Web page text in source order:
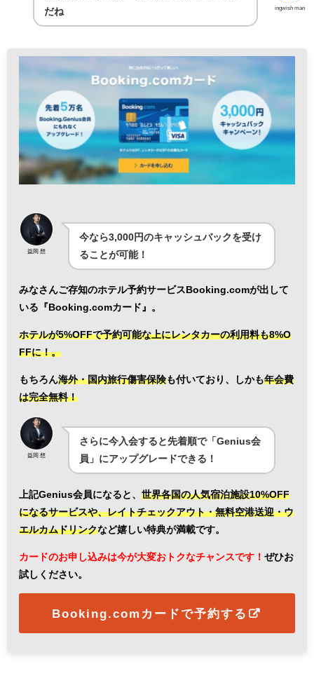
ingwish man
だね
益岡 想
今なら3,000円のキャッシュバックを受け
ることが可能！
みなさんご存知のホテル予約サービスBooking.comが出して
いる『Booking.comカード』。
ホテルが5%OFFで予約可能な上にレンタカーの利用料も8%O
FFに！。
もちろん海外・国内旅行傷害保険も付いており、しかも年会費
は完全無料！
益岡 想
さらに今入会すると先着順で「Genius会
員」にアップグレードできる！
上記Genius会員になると、 世界各国の人気宿泊施設10%OFF
になるサービスや、レイトチェックアウト・無料空港送迎・ウ
エルカムドリンクなど嬉しい特典が満載です。
カードのお申し込みは今が大変おトクなチャンスです！ ぜひお
試しください。
Booking.comカードで予約する